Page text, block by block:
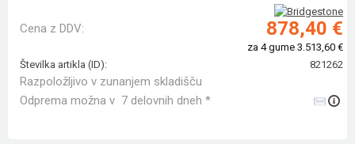
Cena z DDV: 878,40 €
za 4 gume 3.513,60 €
Številka artikla (ID):
821262
Razpoložljivo v zunanjem skladišču
Odprema možna v 7 delovnih dneh *